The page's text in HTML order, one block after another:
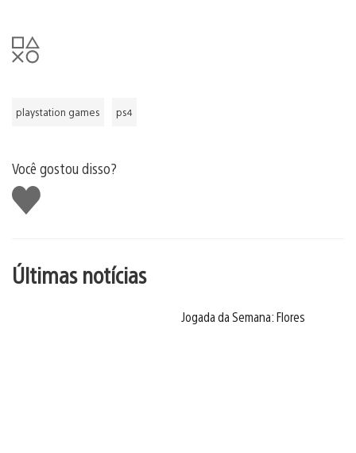
playstation games ps4
Você gostou disso?
Curtir
Últimas notícias
Jogada da Semana: Flores